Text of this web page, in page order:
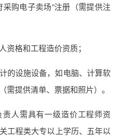
采购电子卖场”注册（需提供注
资格和工程造价资质；
的设施设备，如电脑、计算软
需提供清单、票据和照片）。
责人需具有一级造价工程师资
工程类大专以上学历、五年以